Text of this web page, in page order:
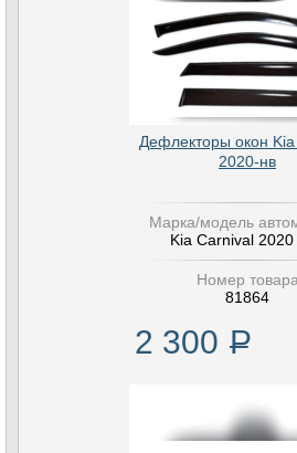
Дефлекторы окон
2020-нв
Марка/модель
Kia Carnival 2020
Номер товара
81864
2 300 Р